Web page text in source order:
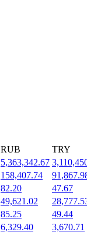
RUB
TRY
5,363,342.67
158,407.74
82.20
47.67
49,621.02
85.25
49.44
6,329.40
3,670.71